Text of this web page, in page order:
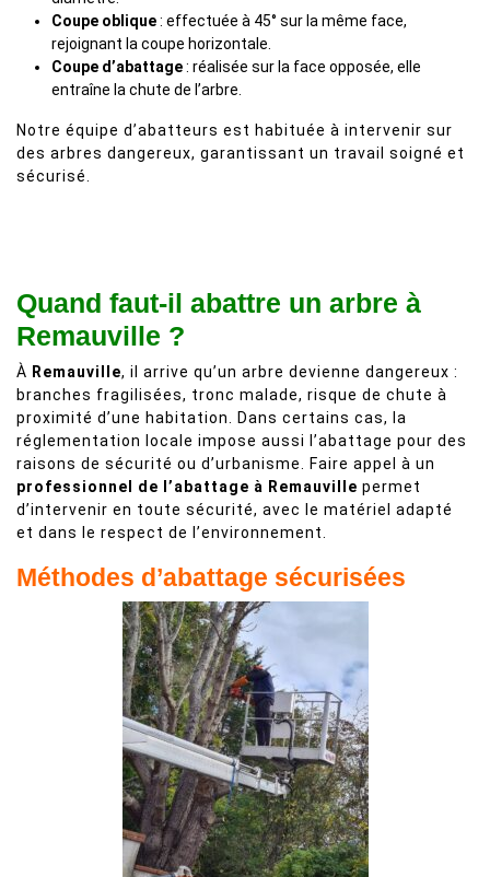
Coupe oblique: effectuée à 45° sur la même face,
rejoignant la coupe horizontale.
Coupe d’abattage: réalisée sur la face opposée, elle
entraîne la chute de l’arbre.
Notre équipe d’abatteurs est habituée à intervenir sur
des arbres dangereux, garantissant un travail soigné et
sécurisé.
Quand faut-il abattre un arbre à
Remauville ?
À Remauville, il arrive qu’un arbre devienne dangereux :
branches fragilisées, tronc malade, risque de chute à
proximité d’une habitation. Dans certains cas, la
réglementation locale impose aussi l’abattage pour des
raisons de sécurité ou d’urbanisme. Faire appel à un
professionnel de l’abattage à Remauville permet
d’intervenir en toute sécurité, avec le matériel adapté
et dans le respect de l’environnement.
Méthodes d’abattage sécurisées